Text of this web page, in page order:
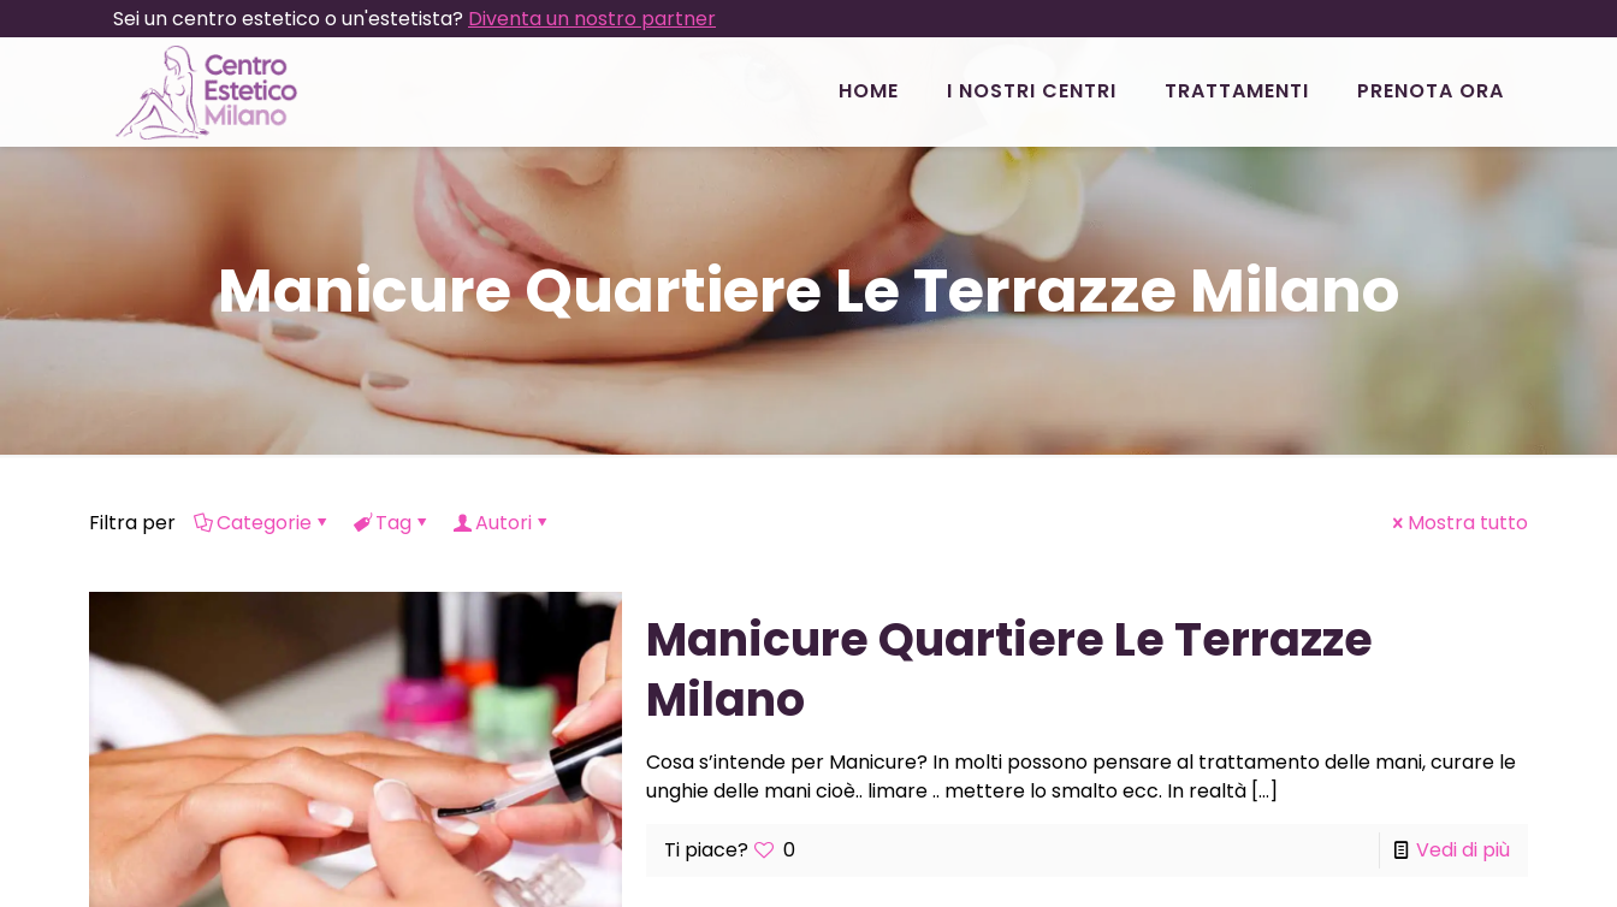
Sei un centro estetico o un'estetista? Diventa un nostro partner
HOME I NOSTRI CENTRI TRATTAMENTI PRENOTA ORA
Manicure Quartiere Le Terrazze Milano
Filtra per Categorie Tag Autori Mostra tutto
Manicure Quartiere Le Terrazze
Milano
Cosa s’intende per Manicure? In molti possono pensare al trattamento delle mani, curare le
unghie delle mani cioè.. limare .. mettere lo smalto ecc. In realtà[…]
Ti piace? 0 Vedi di più